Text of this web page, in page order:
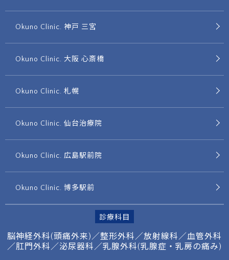
Okuno Clinic. 神戸 三宮
Okuno Clinic. 大阪 心斎橋
Okuno Clinic. 札幌
Okuno Clinic. 仙台治療院
Okuno Clinic. 広島駅前院
Okuno Clinic. 博多駅前
診療科目
脳神経外科(頭痛外来)／整形外科／放射線科／血管外科
／肛門外科／泌尿器科／乳腺外科(乳腺症・乳房の痛み)